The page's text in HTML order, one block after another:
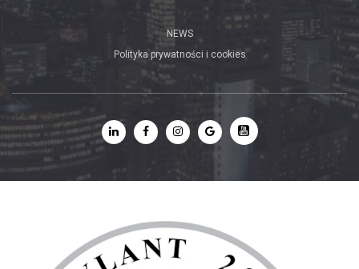
NEWS
Polityka prywatności i cookies